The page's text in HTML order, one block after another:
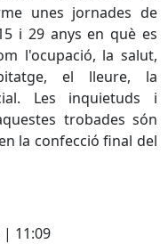
unes jornades de
i 29 anys en què es
l'ocupació, la salut,
el lleure, la
Les inquietuds i
trobades són
la confecció final del
| 11:09